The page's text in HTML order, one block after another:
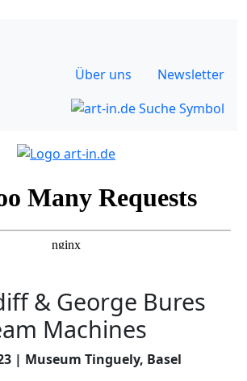
Über uns Newsletter
& George Bures
Machines
| Museum Tinguely, Basel